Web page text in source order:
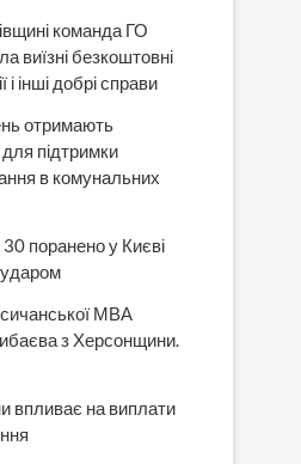
команда ГО
виїзні безкоштовні
і інші добрі справи
отримають
підтримки
в комунальних
поранено у Києві
ударом
МВА
з Херсонщини.
впливає на виплати